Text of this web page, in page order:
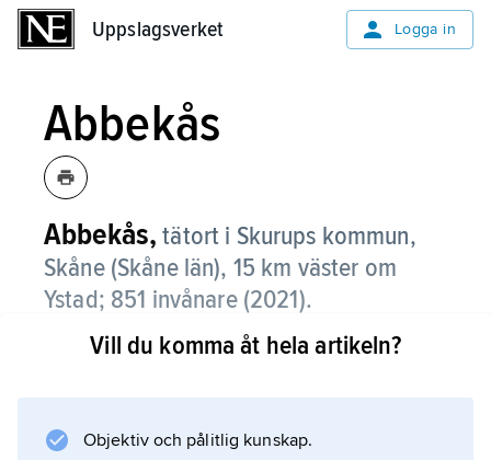
Uppslagsverket Logga in
Abbekås
Abbekås, tätort i Skurups kommun,
Skåne (Skåne län), 15 km väster om
Ystad; 851 invånare (2021).
Abbekås, som är beläget på Skånes sydkust,
utnyttjad för sommarbosättning. Orten har få
Vill du komma åt hela artikeln?
Objektiv och pålitlig kunskap.